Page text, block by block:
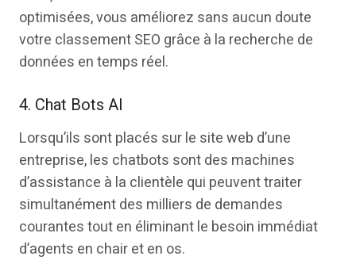
optimisées, vous améliorez sans aucun doute
votre classement SEO grâce à la recherche de
données en temps réel.
4. Chat Bots AI
Lorsqu’ils sont placés sur le site web d’une
entreprise, les chatbots sont des machines
d’assistance à la clientèle qui peuvent traiter
simultanément des milliers de demandes
courantes tout en éliminant le besoin immédiat
d’agents en chair et en os.